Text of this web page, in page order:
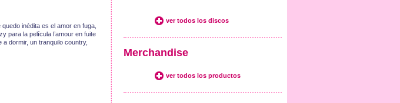
inédita es el amor en fuga,
para la película l’amour en fuite
dormir, un tranquilo country,
ver todos los discos
Merchandise
ver todos los productos